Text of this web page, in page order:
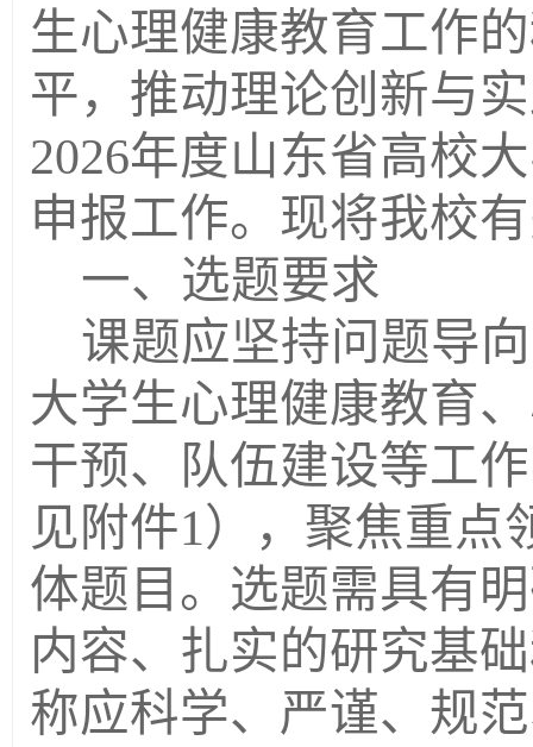
生心理健康教育工作
平，推动理论创新与
2026年度山东省高校
申报工作。现将我校
一、选题要求
课题应坚持问题导
大学生心理健康教育
干预、队伍建设等工
见附件1），聚焦重点
体题目。选题需具有
内容、扎实的研究基
称应科学、严谨、规